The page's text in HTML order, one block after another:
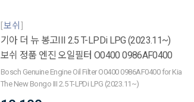
보쉬
기아 더 뉴 봉고III 2.5 T-LPDi LPG (2023.11~)
보쉬 정품 엔진 오일필터 O0400 0986AF0400
Bosch Genuine Engine Oil Filter O0400 0986AF0400 for Kia
The New Bongo III 2.5 T-LPDi LPG (2023.11~)